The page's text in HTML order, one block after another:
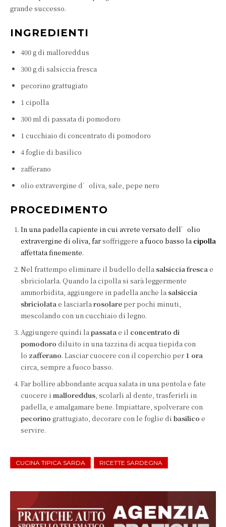
grande successo.
INGREDIENTI
400 g di malloreddus
300 g di salsiccia fresca
pecorino grattugiato
1 cipolla
300 ml di passata di pomodoro
1 cucchiaio di concentrato di pomodoro
4 foglie di basilico
zafferano
olio extravergine d’oliva, sale, pepe nero
PROCEDIMENTO
In una padella capiente in cui avrete versato dell’olio
extravergine di oliva, farsoffriggere a fuoco basso lacipolla
affettata finemente.
Nel frattempo eliminare il budello della salsicciafrescae
sbriciolarla. Quando la cipolla si sarà leggermente
ammorbidita, aggiungere in padella anche la salsiccia
sbriciolatae lasciarlarosolareper pochi minuti,
mescolando con un cucchiaio di legno.
Aggiungere quindi lapassatae il concentrato di
pomodoro diluito in una tazzina di acqua tiepida con
lo zafferano. Lasciar cuocere con il coperchio per 1 ora
circa, sempre a fuoco basso.
Far bollire abbondante acqua salata in una pentola e fate
cuocere i malloreddus, scolarli al dente, trasferirli in
padella, e amalgamare bene. Impiattare, spolverare con
pecorino grattugiato, decorare con le foglie di basilico e
servire.
CUCINA TIPICA SARDA RICETTE SARDEGNA